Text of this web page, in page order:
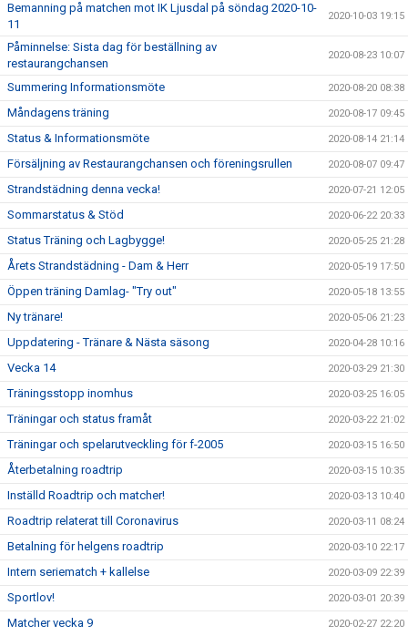
Bemanning på matchen mot IK Ljusdal på söndag 2020-10-
11
2020-10-03 19:15
Påminnelse: Sista dag för beställning av
restaurangchansen
2020-08-23 10:07
Summering Informationsmöte 2020-08-20 08:38
Måndagens träning 2020-08-17 09:45
Status & Informationsmöte 2020-08-14 21:14
Försäljning av Restaurangchansen och föreningsrullen 2020-08-07 09:47
Strandstädning denna vecka! 2020-07-21 12:05
Sommarstatus & Stöd 2020-06-22 20:33
Status Träning och Lagbygge! 2020-05-25 21:28
Årets Strandstädning - Dam & Herr 2020-05-19 17:50
Öppen träning Damlag- "Try out" 2020-05-18 13:55
Ny tränare! 2020-05-06 21:23
Uppdatering - Tränare & Nästa säsong 2020-04-28 10:16
Vecka 14 2020-03-29 21:30
Träningsstopp inomhus 2020-03-25 16:05
Träningar och status framåt 2020-03-22 21:02
Träningar och spelarutveckling för f-2005 2020-03-15 16:50
Återbetalning roadtrip 2020-03-15 10:35
Inställd Roadtrip och matcher! 2020-03-13 10:40
Roadtrip relaterat till Coronavirus 2020-03-11 08:24
Betalning för helgens roadtrip 2020-03-10 22:17
Intern seriematch + kallelse 2020-03-09 22:39
Sportlov! 2020-03-01 20:39
Matcher vecka 9 2020-02-27 22:20